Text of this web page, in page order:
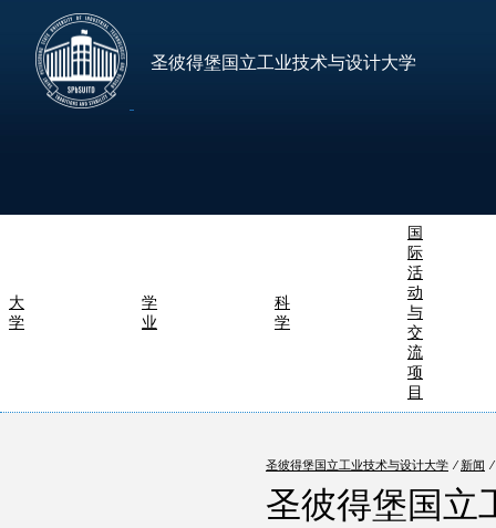
圣彼得堡国立工业技术与设计大学
大
学
学
业
科
学
国
际
活
动
与
交
流
项
目
圣彼得堡国立工业技术与设计大学 ⁄ 新闻 ⁄
圣彼得堡国立